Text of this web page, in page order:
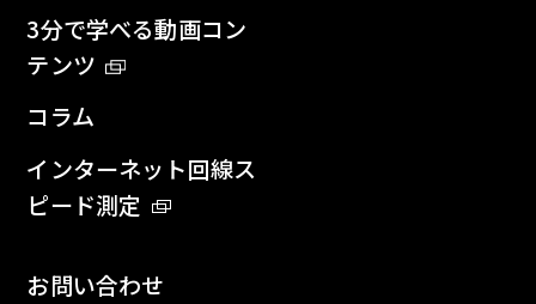
3分で学べる動画コン
テンツ
コラム
インターネット回線ス
ピード測定
お問い合わせ